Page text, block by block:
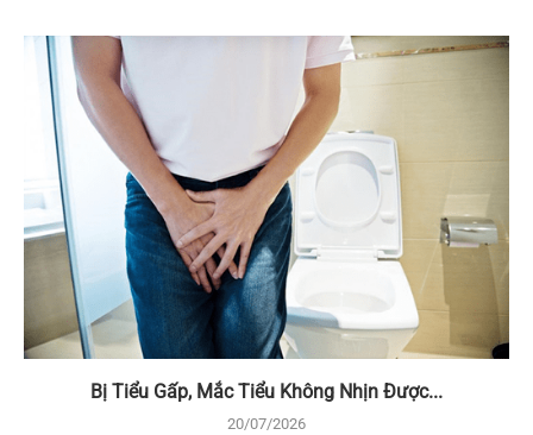
Bị Tiểu Gấp, Mắc Tiểu Không Nhịn Được...
20/07/2026